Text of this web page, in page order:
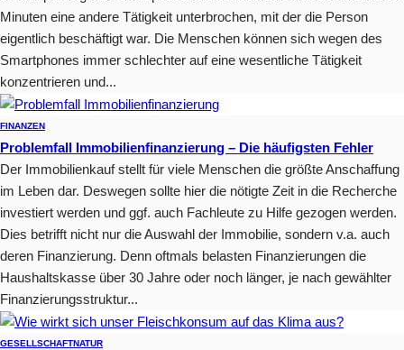
Minuten eine andere Tätigkeit unterbrochen, mit der die Person
eigentlich beschäftigt war. Die Menschen können sich wegen des
Smartphones immer schlechter auf eine wesentliche Tätigkeit
konzentrieren und...
FINANZEN
Problemfall Immobilienfinanzierung – Die häufigsten Fehler
Der Immobilienkauf stellt für viele Menschen die größte Anschaffung
im Leben dar. Deswegen sollte hier die nötigte Zeit in die Recherche
investiert werden und ggf. auch Fachleute zu Hilfe gezogen werden.
Dies betrifft nicht nur die Auswahl der Immobilie, sondern v.a. auch
deren Finanzierung. Denn oftmals belasten Finanzierungen die
Haushaltskasse über 30 Jahre oder noch länger, je nach gewählter
Finanzierungsstruktur...
GESELLSCHAFTNATUR